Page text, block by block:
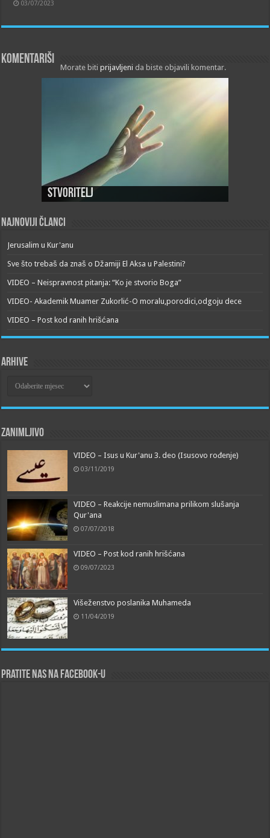
03/07/2023
Komentariši
Morate bitiprijavljeni da biste objavili komentar.
Stvoritelj
Najnoviji članci
Jerusalim u Kur'anu
Sve što trebaš da znaš o Džamiji El Aksa u Palestini?
VIDEO – Neispravnost pitanja: “Ko je stvorio Boga”
VIDEO- Akademik Muamer Zukorlić-O moralu,porodici,odgoju dece
VIDEO – Post kod ranih hrišćana
Arhive
Zanimljivo
VIDEO – Isus u Kur'anu 3. deo (Isusovo rođenje)
03/11/2019
VIDEO – Reakcije nemuslimana prilikom slušanja
Qur'ana
07/07/2018
VIDEO – Post kod ranih hrišćana
09/07/2023
Višeženstvo poslanika Muhameda
11/04/2019
Pratite nas na Facebook-u